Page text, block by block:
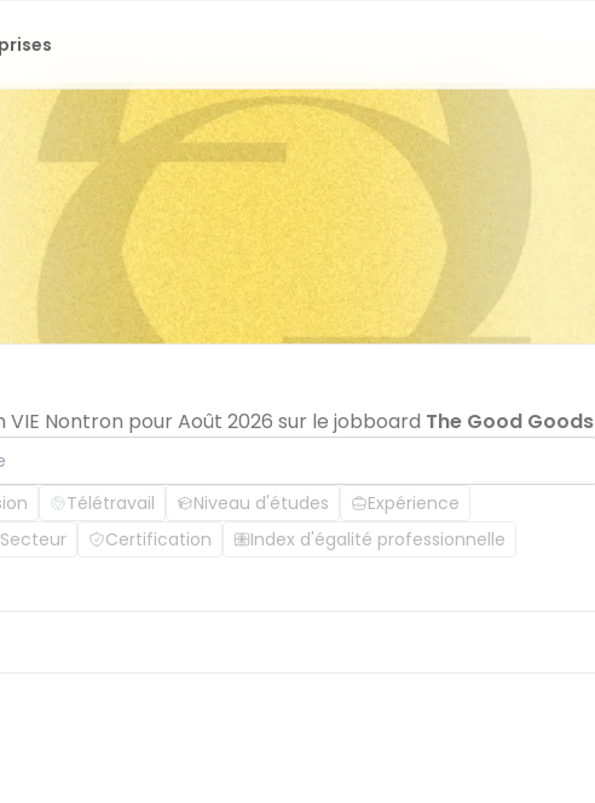
Nontron pour Août 2026 sur le jobboard The Good Goods
Télétravail Niveau d'études Expérience
Secteur Certification Index d'égalité professionnelle